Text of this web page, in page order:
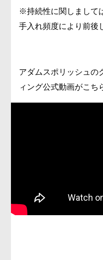
※持続性に関しまして
手入れ頻度により前後
アダムスポリッシュの
ィング公式動画がこち